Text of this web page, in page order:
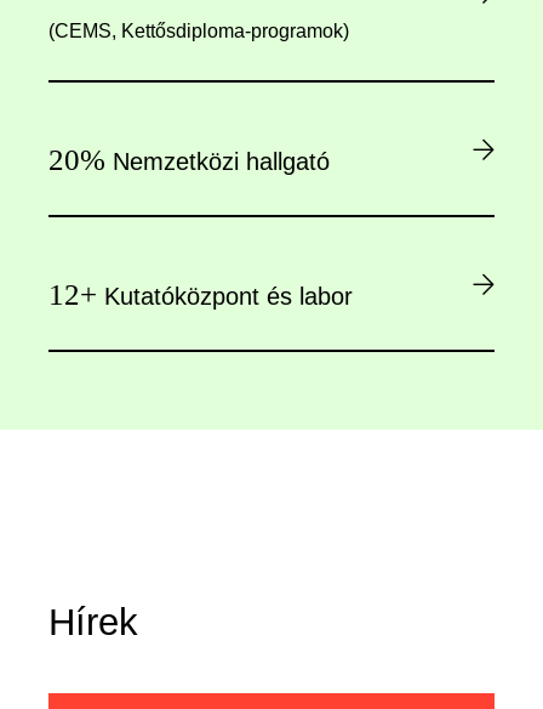
(CEMS, Kettősdiploma-programok)
20% Nemzetközi hallgató
12+ Kutatóközpont és labor
Hírek